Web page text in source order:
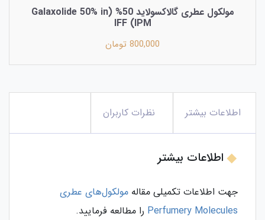
مولکول عطری گالاکسولاید 50% (Galaxolide 50% in
IPM) IFF
800,000 تومان
اطلاعات بیشتر نظرات کاربران
اطلاعات بیشتر
جهت اطلاعات تکمیلی مقاله مولکول‌های عطری
Perfumery Molecules را مطالعه فرمایید.